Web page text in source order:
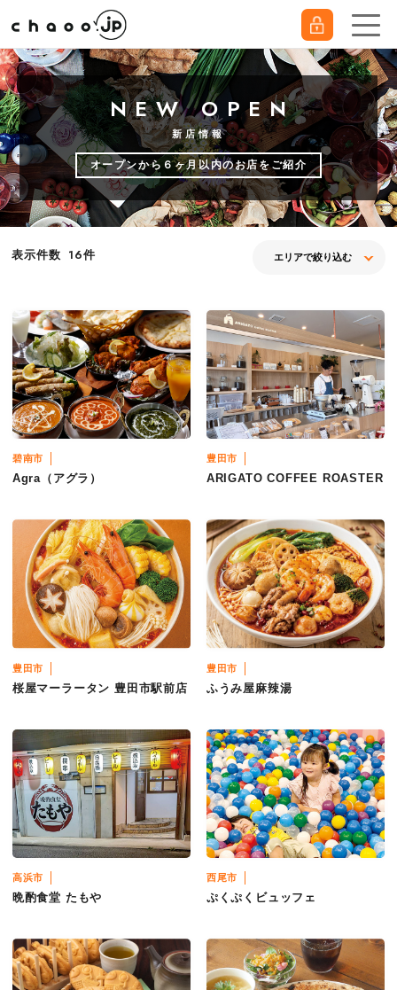
NEW OPEN
新店情報
オープンから６ヶ月以内のお店をご紹介
表示件数 16件
碧南市
Agra（アグラ）
豊田市
ARIGATO COFFEE ROASTER
豊田市
桜屋マーラータン 豊田市駅前店
豊田市
ふうみ屋麻辣湯
高浜市
晩酌食堂 たもや
西尾市
ぷくぷくビュッフェ